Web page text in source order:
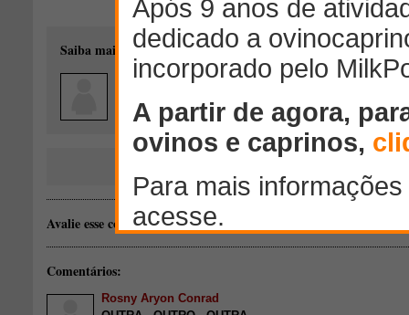
Saiba mais sobre o autor desse conteúdo:
aluizio lanna moreira juniorRio Casca - Minas Gerais
Avalie esse conteúdo:
Comentários:
Rosny Aryon Conrad